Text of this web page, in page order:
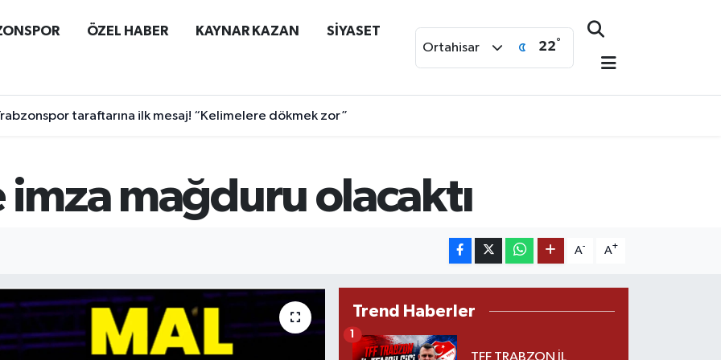
ÖZEL HABER KAYNAR KAZAN SİYASET
Ortahisar 22°
taraftarına ilk mesaj! “Kelimelere dökmek zor”
imza mağduru olacaktı
A- A+
Trend Haberler
TFF TRABZON İL
1